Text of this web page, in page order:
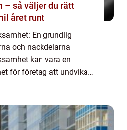
– så väljer du rätt
året runt
En grundlig
och nackdelarna
kan vara en
för företag att undvika